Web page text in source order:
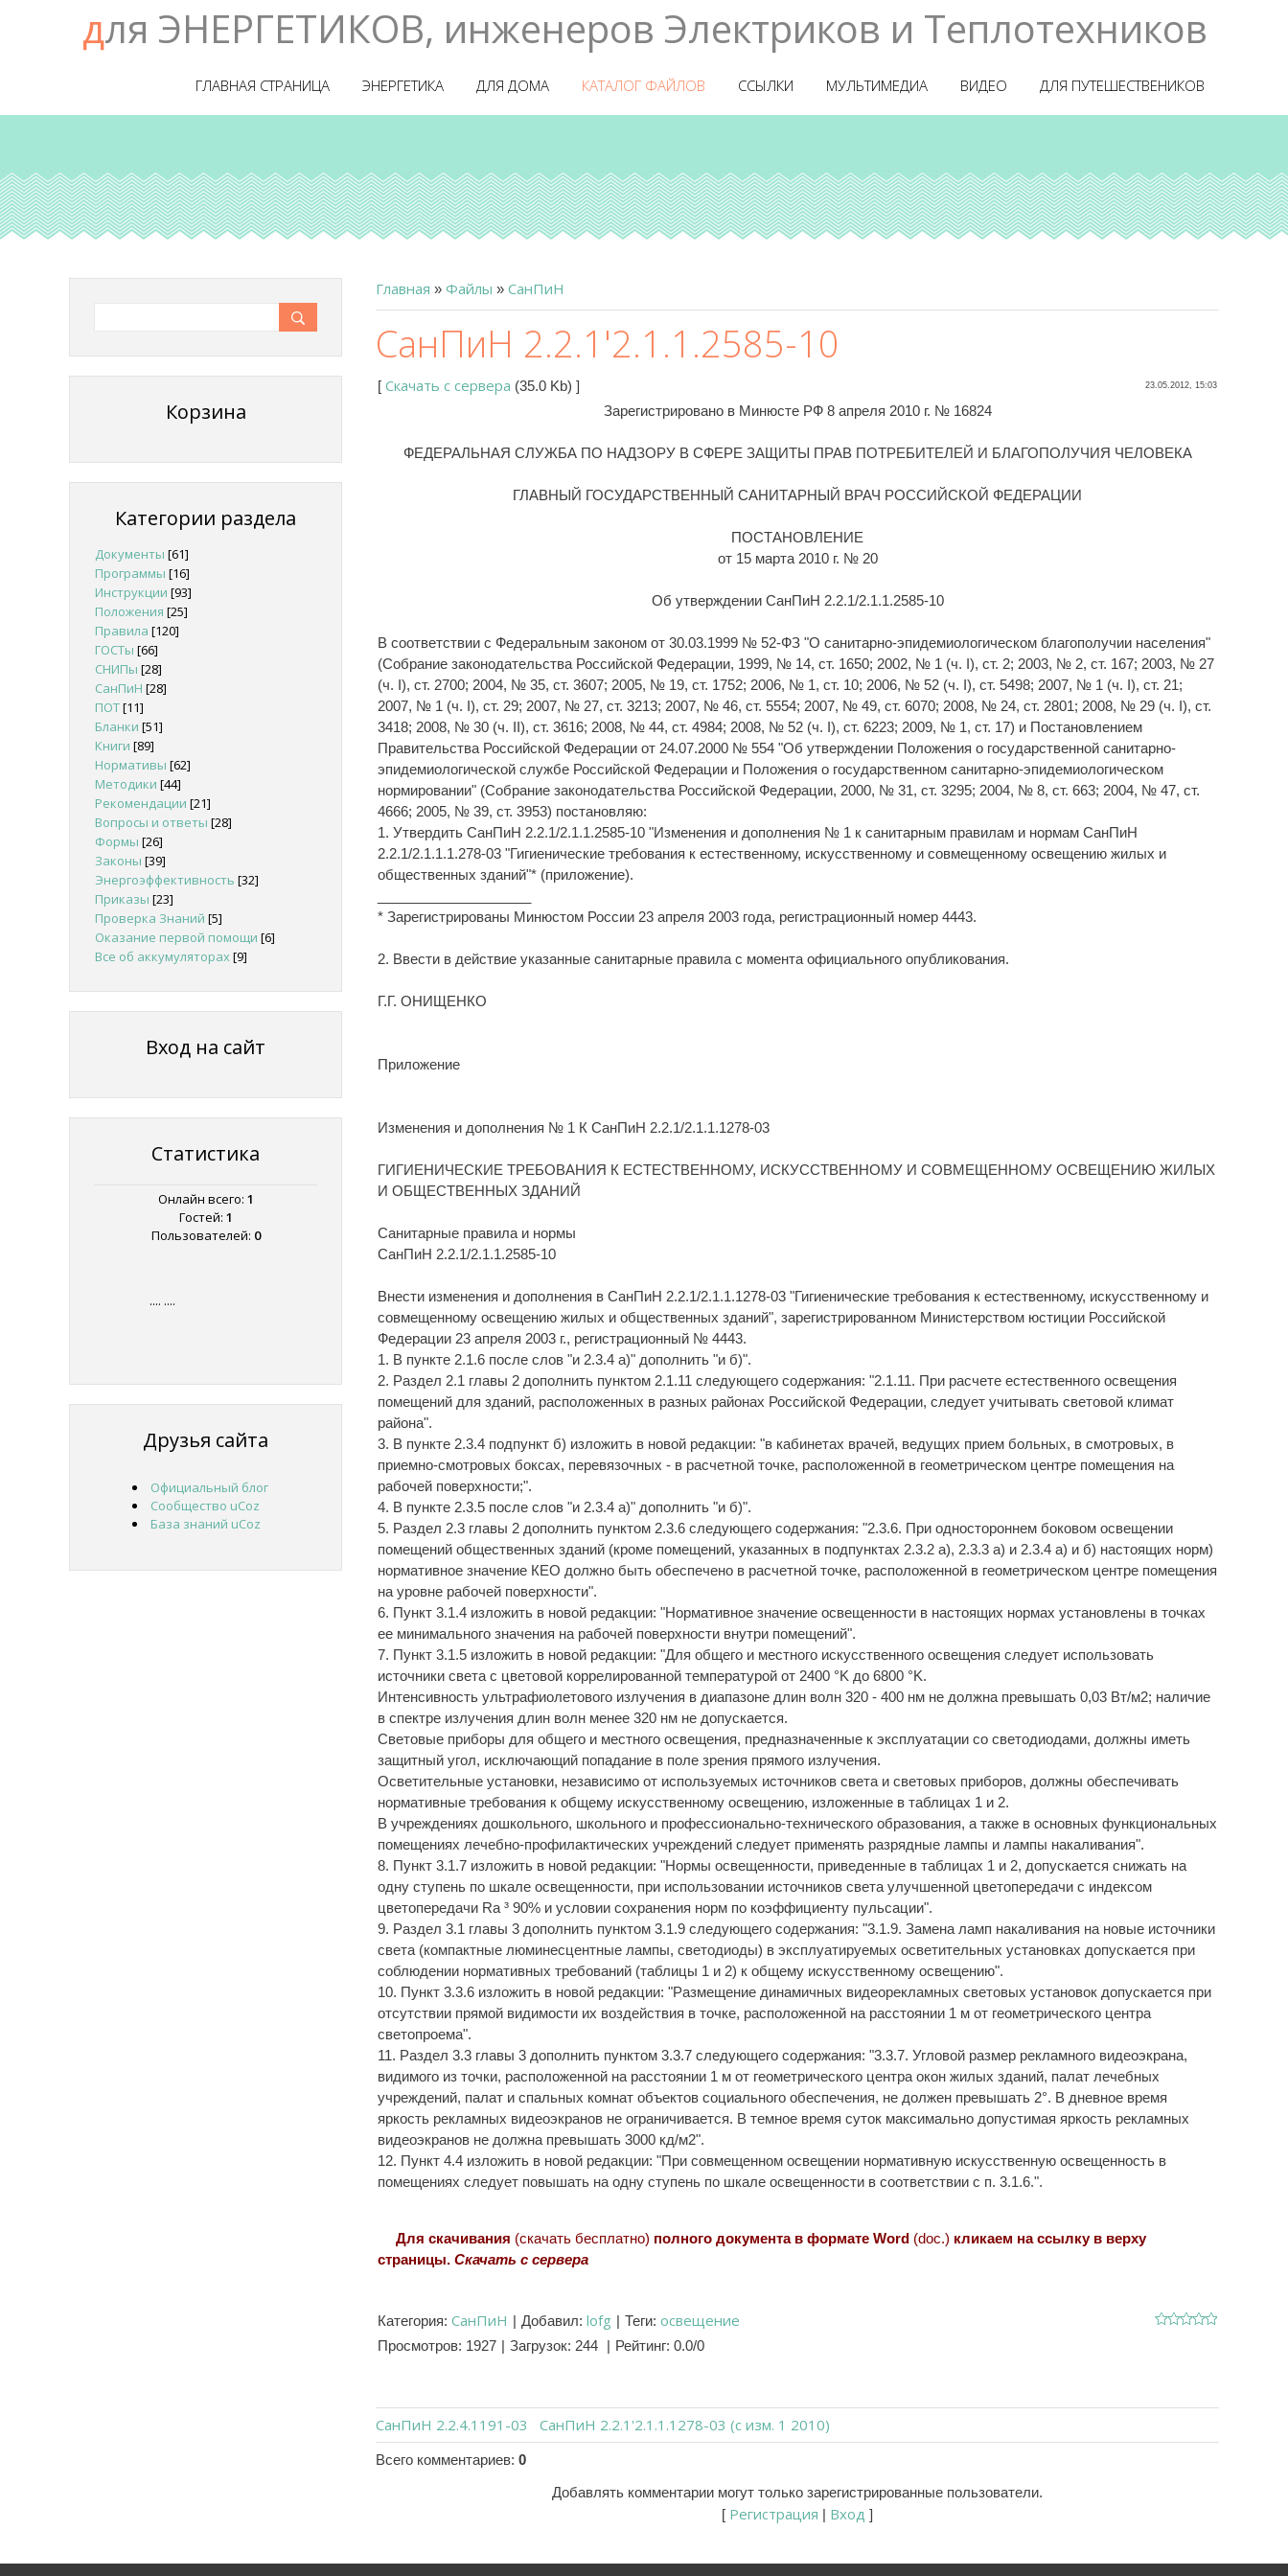
для ЭНЕРГЕТИКОВ, инженеров Электриков и Теплотехников
ГЛАВНАЯ СТРАНИЦА ЭНЕРГЕТИКА ДЛЯ ДОМА КАТАЛОГ ФАЙЛОВ ССЫЛКИ МУЛЬТИМЕДИА ВИДЕО ДЛЯ ПУТЕШЕСТВЕНИКОВ
Главная » Файлы » СанПиН
СанПиН 2.2.1'2.1.1.2585-10
[ Скачать с сервера (35.0 Kb) ] 23.05.2012, 15:03
Зарегистрировано в Минюсте РФ 8 апреля 2010 г. № 16824
ФЕДЕРАЛЬНАЯ СЛУЖБА ПО НАДЗОРУ В СФЕРЕ ЗАЩИТЫ ПРАВ ПОТРЕБИТЕЛЕЙ И БЛАГОПОЛУЧИЯ ЧЕЛОВЕКА
ГЛАВНЫЙ ГОСУДАРСТВЕННЫЙ САНИТАРНЫЙ ВРАЧ РОССИЙСКОЙ ФЕДЕРАЦИИ
ПОСТАНОВЛЕНИЕ
от 15 марта 2010 г. № 20
Об утверждении СанПиН 2.2.1/2.1.1.2585-10
В соответствии с Федеральным законом от 30.03.1999 № 52-ФЗ "О санитарно-эпидемиологическом благополучии населения"
(Собрание законодательства Российской Федерации, 1999, № 14, ст. 1650; 2002, № 1 (ч. I), ст. 2; 2003, № 2, ст. 167; 2003, № 27
(ч. I), ст. 2700; 2004, № 35, ст. 3607; 2005, № 19, ст. 1752; 2006, № 1, ст. 10; 2006, № 52 (ч. I), ст. 5498; 2007, № 1 (ч. I), ст. 21;
2007, № 1 (ч. I), ст. 29; 2007, № 27, ст. 3213; 2007, № 46, ст. 5554; 2007, № 49, ст. 6070; 2008, № 24, ст. 2801; 2008, № 29 (ч. I), ст.
3418; 2008, № 30 (ч. II), ст. 3616; 2008, № 44, ст. 4984; 2008, № 52 (ч. I), ст. 6223; 2009, № 1, ст. 17) и Постановлением
Правительства Российской Федерации от 24.07.2000 № 554 "Об утверждении Положения о государственной санитарно-
эпидемиологической службе Российской Федерации и Положения о государственном санитарно-эпидемиологическом
нормировании" (Собрание законодательства Российской Федерации, 2000, № 31, ст. 3295; 2004, № 8, ст. 663; 2004, № 47, ст.
4666; 2005, № 39, ст. 3953) постановляю:
1. Утвердить СанПиН 2.2.1/2.1.1.2585-10 "Изменения и дополнения № 1 к санитарным правилам и нормам СанПиН
2.2.1/2.1.1.1.278-03 "Гигиенические требования к естественному, искусственному и совмещенному освещению жилых и
общественных зданий"* (приложение).
* Зарегистрированы Минюстом России 23 апреля 2003 года, регистрационный номер 4443.
2. Ввести в действие указанные санитарные правила с момента официального опубликования.
Г.Г. ОНИЩЕНКО
Приложение
Изменения и дополнения № 1 К СанПиН 2.2.1/2.1.1.1278-03
ГИГИЕНИЧЕСКИЕ ТРЕБОВАНИЯ К ЕСТЕСТВЕННОМУ, ИСКУССТВЕННОМУ И СОВМЕЩЕННОМУ ОСВЕЩЕНИЮ ЖИЛЫХ
И ОБЩЕСТВЕННЫХ ЗДАНИЙ
Санитарные правила и нормы
СанПиН 2.2.1/2.1.1.2585-10
Внести изменения и дополнения в СанПиН 2.2.1/2.1.1.1278-03 "Гигиенические требования к естественному, искусственному и
совмещенному освещению жилых и общественных зданий", зарегистрированном Министерством юстиции Российской
Федерации 23 апреля 2003 г., регистрационный № 4443.
1. В пункте 2.1.6 после слов "и 2.3.4 а)" дополнить "и б)".
2. Раздел 2.1 главы 2 дополнить пунктом 2.1.11 следующего содержания: "2.1.11. При расчете естественного освещения
помещений для зданий, расположенных в разных районах Российской Федерации, следует учитывать световой климат
района".
3. В пункте 2.3.4 подпункт б) изложить в новой редакции: "в кабинетах врачей, ведущих прием больных, в смотровых, в
приемно-смотровых боксах, перевязочных - в расчетной точке, расположенной в геометрическом центре помещения на
рабочей поверхности;".
4. В пункте 2.3.5 после слов "и 2.3.4 а)" дополнить "и б)".
5. Раздел 2.3 главы 2 дополнить пунктом 2.3.6 следующего содержания: "2.3.6. При одностороннем боковом освещении
помещений общественных зданий (кроме помещений, указанных в подпунктах 2.3.2 а), 2.3.3 а) и 2.3.4 а) и б) настоящих норм)
нормативное значение КЕО должно быть обеспечено в расчетной точке, расположенной в геометрическом центре помещения
на уровне рабочей поверхности".
6. Пункт 3.1.4 изложить в новой редакции: "Нормативное значение освещенности в настоящих нормах установлены в точках
ее минимального значения на рабочей поверхности внутри помещений".
7. Пункт 3.1.5 изложить в новой редакции: "Для общего и местного искусственного освещения следует использовать
источники света с цветовой коррелированной температурой от 2400 °K до 6800 °K.
Интенсивность ультрафиолетового излучения в диапазоне длин волн 320 - 400 нм не должна превышать 0,03 Вт/м2; наличие
в спектре излучения длин волн менее 320 нм не допускается.
Световые приборы для общего и местного освещения, предназначенные к эксплуатации со светодиодами, должны иметь
защитный угол, исключающий попадание в поле зрения прямого излучения.
Осветительные установки, независимо от используемых источников света и световых приборов, должны обеспечивать
нормативные требования к общему искусственному освещению, изложенные в таблицах 1 и 2.
В учреждениях дошкольного, школьного и профессионально-технического образования, а также в основных функциональных
помещениях лечебно-профилактических учреждений следует применять разрядные лампы и лампы накаливания".
8. Пункт 3.1.7 изложить в новой редакции: "Нормы освещенности, приведенные в таблицах 1 и 2, допускается снижать на
одну ступень по шкале освещенности, при использовании источников света улучшенной цветопередачи с индексом
цветопередачи Rа ³ 90% и условии сохранения норм по коэффициенту пульсации".
9. Раздел 3.1 главы 3 дополнить пунктом 3.1.9 следующего содержания: "3.1.9. Замена ламп накаливания на новые источники
света (компактные люминесцентные лампы, светодиоды) в эксплуатируемых осветительных установках допускается при
соблюдении нормативных требований (таблицы 1 и 2) к общему искусственному освещению".
10. Пункт 3.3.6 изложить в новой редакции: "Размещение динамичных видеорекламных световых установок допускается при
отсутствии прямой видимости их воздействия в точке, расположенной на расстоянии 1 м от геометрического центра
светопроема".
11. Раздел 3.3 главы 3 дополнить пунктом 3.3.7 следующего содержания: "3.3.7. Угловой размер рекламного видеоэкрана,
видимого из точки, расположенной на расстоянии 1 м от геометрического центра окон жилых зданий, палат лечебных
учреждений, палат и спальных комнат объектов социального обеспечения, не должен превышать 2°. В дневное время
яркость рекламных видеоэкранов не ограничивается. В темное время суток максимально допустимая яркость рекламных
видеоэкранов не должна превышать 3000 кд/м2".
12. Пункт 4.4 изложить в новой редакции: "При совмещенном освещении нормативную искусственную освещенность в
помещениях следует повышать на одну ступень по шкале освещенности в соответствии с п. 3.1.6.".
Для скачивания (скачать бесплатно) полного документа в формате Word (doc.) кликаем на ссылку в верху
страницы. Скачать с сервера
Категория: СанПиН | Добавил: lofg | Теги: освещение
Просмотров: 1927 | Загрузок: 244 | Рейтинг: 0.0/0
СанПиН 2.2.4.1191-03 СанПиН 2.2.1'2.1.1.1278-03 (с изм. 1 2010)
Всего комментариев: 0
Добавлять комментарии могут только зарегистрированные пользователи.
[ Регистрация | Вход ]
Корзина
Категории раздела
Документы [61]
Программы [16]
Инструкции [93]
Положения [25]
Правила [120]
ГОСТы [66]
СНИПы [28]
СанПиН [28]
ПОТ[11]
Бланки [51]
Книги [89]
Нормативы [62]
Методики [44]
Рекомендации [21]
Вопросы и ответы [28]
Формы [26]
Законы [39]
Энергоэффективность [32]
Приказы [23]
Проверка Знаний [5]
Оказание первой помощи [6]
Все об аккумуляторах[9]
Вход на сайт
Статистика
Онлайн всего: 1
Гостей: 1
Пользователей: 0
.... ....
Друзья сайта
Официальный блог
Сообщество uCoz
База знаний uCoz